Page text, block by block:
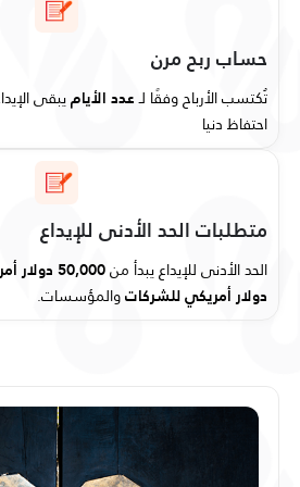
حساب ربح مرن
تُكتسب الأرباح وفقًا لـعدد الأياميبقى
احتفاظ دنيا
متطلبات الحد الأدنى للإيداع
الحد الأدنى للإيداع يبدأ من50,000 دولار أمريكي للأفراد
دولار أمريكي للشركاتوالمؤسسات.